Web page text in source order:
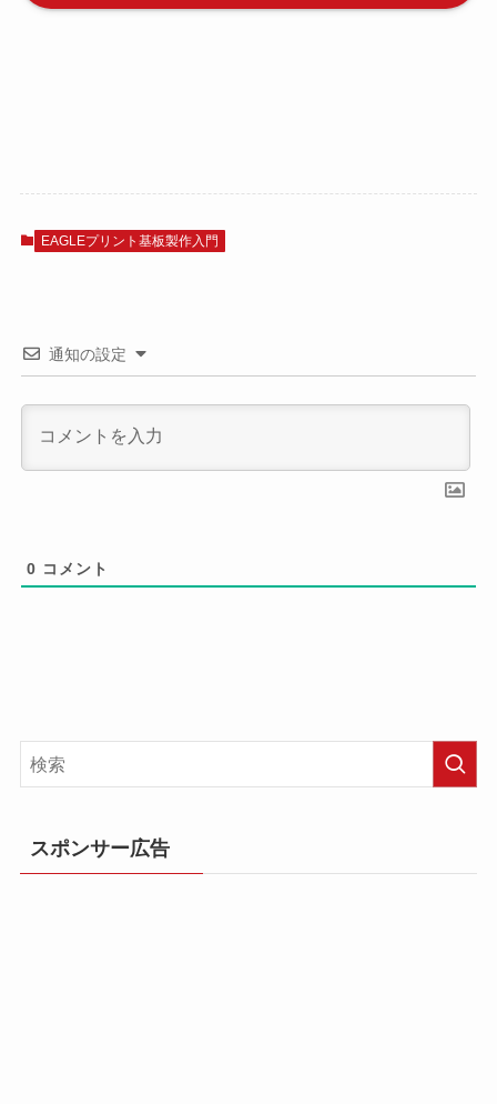
EAGLEプリント基板製作入門
通知の設定
0 コメント
スポンサー広告